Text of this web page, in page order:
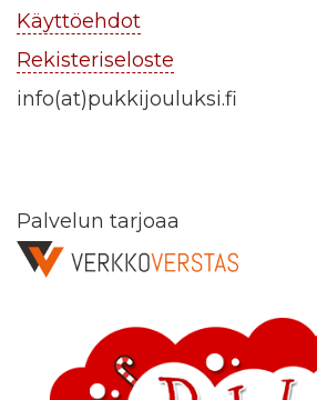
Käyttöehdot
Rekisteriseloste
info(at)pukkijouluksi.fi
Palvelun tarjoaa